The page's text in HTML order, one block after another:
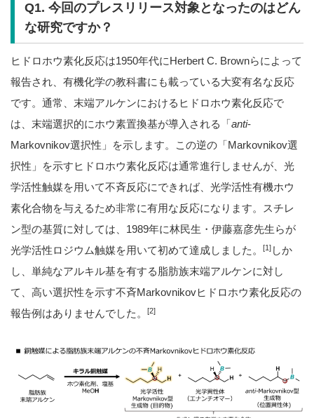
Q1. 今回のプレスリリース対象となったのはどん
な研究ですか？
ヒドロホウ素化反応は1950年代にHerbert C. Brownらによって
報告され、有機化学の教科書にも載っている大変有名な反応
です。通常、末端アルケンにおけるヒドロホウ素化反応で
は、末端選択的にホウ素置換基が導入される「anti-
Markovnikov選択性」を示します。この逆の「Markovnikov選
択性」を示すヒドロホウ素化反応は通常進行しませんが、光
学活性触媒を用いて不斉反応にできれば、光学活性有機ホウ
素化合物を与えるため非常に有用な反応になります。スチレ
ン型の基質に対しては、1989年に林民生・伊藤嘉彦先生らが
光学活性ロジウム触媒を用いて初めて達成しました。
[1] しか
し、単純なアルキル基を有する脂肪族末端アルケンに対し
て、高い選択性を示す不斉Markovnikovヒドロホウ素化反応の
報告例はありませんでした。
[2]